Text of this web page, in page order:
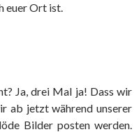
euer Ort ist.
Ja, drei Mal ja! Dass wir
ab jetzt während unserer
Bilder posten werden.